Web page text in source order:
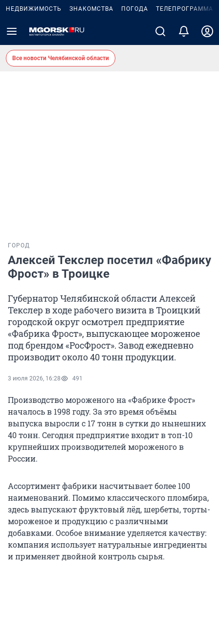
НЕДВИЖИМОСТЬ ЗНАКОМСТВА ПОГОДА ТЕЛЕПРОГРАММА
Все новости Челябинской области
ГОРОД
Алексей Текслер посетил «Фабрику
Фрост» в Троицке
Губернатор Челябинской области Алексей
Текслер в ходе рабочего визита в Троицкий
городской округ осмотрел предприятие
«Фабрика Фрост», выпускающее мороженое
под брендом «РосФрост». Завод ежедневно
производит около 40 тонн продукции.
3 июля 2026, 16:28 491
Производство мороженого на «Фабрике Фрост»
началось в 1998 году. За это время объёмы
выпуска выросли с 17 тонн в сутки до нынешних
40 тонн. Сегодня предприятие входит в топ-10
крупнейших производителей мороженого в
России.
Ассортимент фабрики насчитывает более 100
наименований. Помимо классического пломбира,
здесь выпускают фруктовый лёд, шербеты, торты-
мороженое и продукцию с различными
добавками. Особое внимание уделяется качеству:
компания использует натуральные ингредиенты
и применяет двойной контроль сырья.